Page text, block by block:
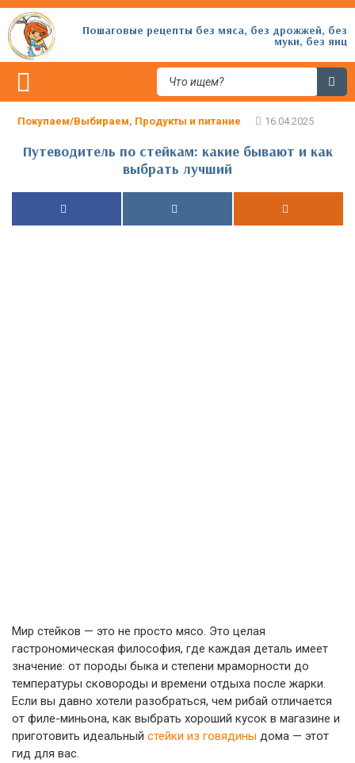
Пошаговые рецепты без мяса, без дрожжей, без
муки, без яиц
Покупаем/Выбираем, Продукты и питание
Путеводитель по стейкам: какие бывают и как
выбрать лучший
Мир стейков — это не просто мясо. Это целая
гастрономическая философия, где каждая деталь имеет
значение: от породы быка и степени мраморности до
температуры сковороды и времени отдыха после жарки.
Если вы давно хотели разобраться, чем рибай отличается
от филе-миньона, как выбрать хороший кусок в магазине и
приготовить идеальный стейки из говядины дома — этот
гид для вас.